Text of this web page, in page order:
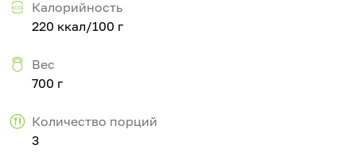
Калорийность
220 ккал/100 г
Вес
700 г
Количество порций
3